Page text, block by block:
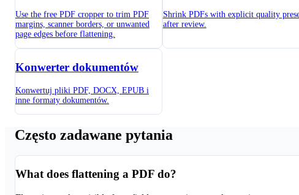
Use the free PDF cropper to trim PDF
margins, scanner borders, or unwanted
page edges before flattening.
Shrink PDFs with explicit quality
after review.
Konwerter dokumentów
Konwertuj pliki PDF, DOCX, EPUB i
inne formaty dokumentów.
Często zadawane pytania
What does flattening a PDF do?